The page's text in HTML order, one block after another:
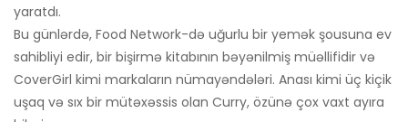
yaratdı.
Bu günlərdə, Food Network-də uğurlu bir yemək şousuna ev
sahibliyi edir, bir bişirmə kitabının bəyənilmiş müəllifidir və
CoverGirl kimi markaların nümayəndələri. Anası kimi üç kiçik
uşaq və sıx bir mütəxəssis olan Curry, özünə çox vaxt ayıra